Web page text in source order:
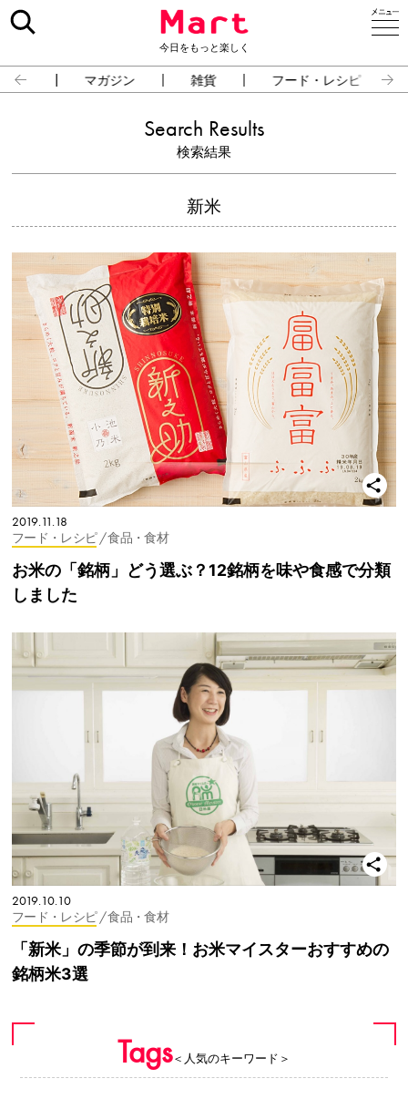
今日をもっと楽しく
占い マガジン 雑貨 フード・レシピ
Search Results
検索結果
新米
2019.11.18
フード・レシピ / 食品・食材
お米の「銘柄」どう選ぶ？12銘柄を味や食感で分類
しました
2019.10.10
フード・レシピ / 食品・食材
「新米」の季節が到来！お米マイスターおすすめの
銘柄米3選
Tags＜人気のキーワード＞